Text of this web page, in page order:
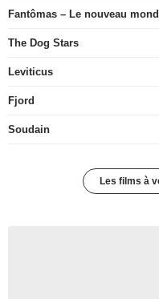
Fantômas – Le nouveau
The Dog Stars
Leviticus
Fjord
Soudain
Les films à